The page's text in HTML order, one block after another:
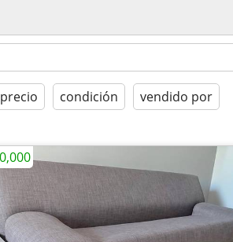
precio condición vendido por